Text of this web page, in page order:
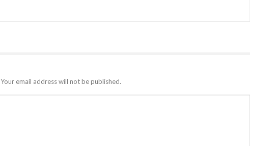
Your email address will not be published.